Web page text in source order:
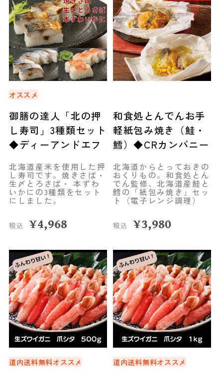
オススメ
御膳の達人「北の押
し寿司」3種類セット
◆ディーアンドエフ
北海道産米を使用した押
し寿司です。焼きさば・
生〆とろさば・ 本ずわ
いかにの3種類をセット
にしました。
税込 ¥4,968
和食処とんでんお手
軽紙包み焼き（鮭・
鱈）◆CRカンパニー
北海道からとっておきの
おくりもの。和食処とん
でん監修、北海道産鮭と
鱈の「紙包み焼き」セッ
ト（電子レンジ調理）
税込 ¥3,980
道内送料無料オススメ 道内送料無料オススメ